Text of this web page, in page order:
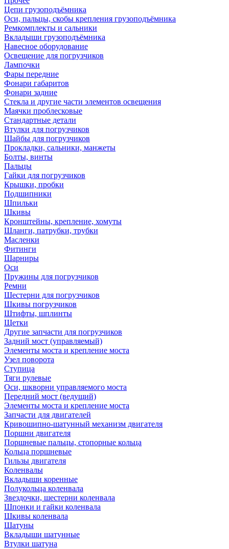
Цепи грузоподъёмника
Оси, пальцы, скобы крепления грузоподъёмника
Ремкомплекты и сальники
Вкладыши грузоподъёмника
Навесное оборудование
Освещение для погрузчиков
Лампочки
Фары передние
Фонари габаритов
Фонари задние
Стекла и другие части элементов освещения
Маячки проблесковые
Стандартные детали
Втулки для погрузчиков
Шайбы для погрузчиков
Прокладки, сальники, манжеты
Болты, винты
Пальцы
Гайки для погрузчиков
Крышки, пробки
Подшипники
Шпильки
Шкивы
Кронштейны, крепление, хомуты
Шланги, патрубки, трубки
Масленки
Фитинги
Шарниры
Оси
Пружины для погрузчиков
Ремни
Шестерни для погрузчиков
Шкивы погрузчиков
Штифты, шплинты
Щетки
Другие запчасти для погрузчиков
Задний мост (управляемый)
Элементы моста и крепление моста
Узел поворота
Ступица
Тяги рулевые
Оси, шкворни управляемого моста
Передний мост (ведущий)
Элементы моста и крепление моста
Запчасти для двигателей
Кривошипно-шатунный механизм двигателя
Поршни двигателя
Поршневые пальцы, стопорные кольца
Кольца поршневые
Гильзы двигателя
Коленвалы
Вкладыши коренные
Полукольца коленвала
Звездочки, шестерни коленвала
Шпонки и гайки коленвала
Шкивы коленвала
Шатуны
Вкладыши шатунные
Втулки шатуна